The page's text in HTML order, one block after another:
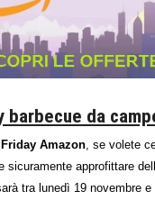
da
Amazon, se volete
sicuramente approfittare
tra lunedì 19 novembre